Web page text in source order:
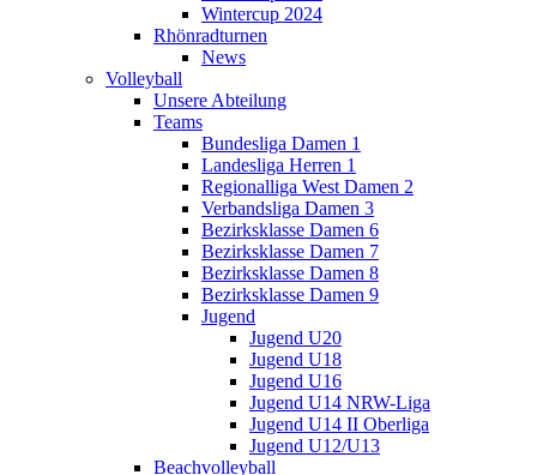
Wintercup 2024
Rhönradturnen
News
Volleyball
Unsere Abteilung
Teams
Bundesliga Damen 1
Landesliga Herren 1
Regionalliga West Damen 2
Verbandsliga Damen 3
Bezirksklasse Damen 6
Bezirksklasse Damen 7
Bezirksklasse Damen 8
Bezirksklasse Damen 9
Jugend
Jugend U20
Jugend U18
Jugend U16
Jugend U14 NRW-Liga
Jugend U14 II Oberliga
Jugend U12/U13
Beachvolleyball